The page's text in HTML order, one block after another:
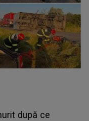
după ce